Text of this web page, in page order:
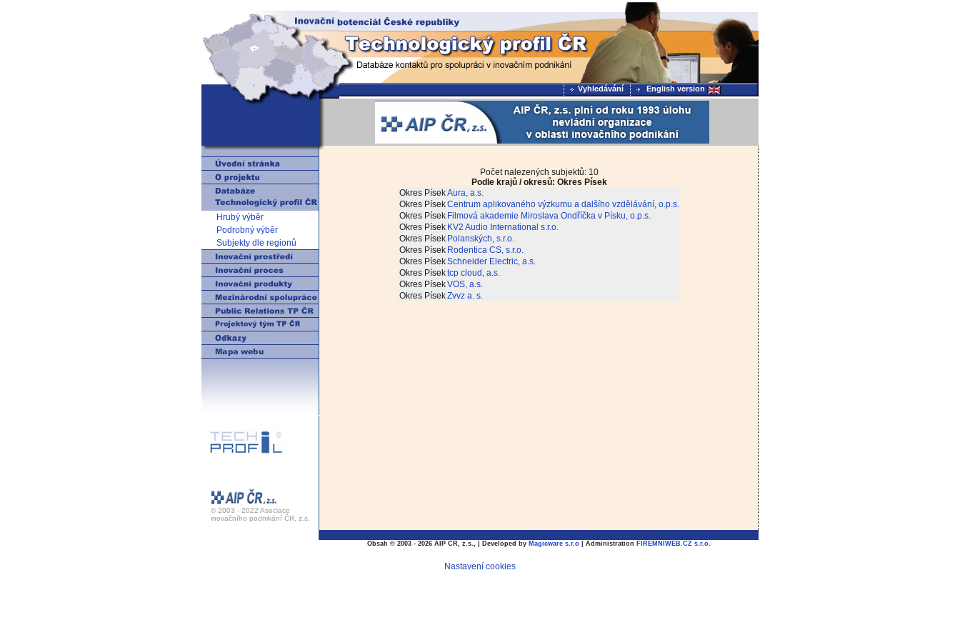
Vyhledávání English version
Hrubý výběr
Podrobný výběr
Subjekty dle regionů
© 2003 - 2022 Asociace
inovačního podnikání ČR, z.s.
Počet nalezených subjektů: 10
Podle krajů / okresů: Okres Písek
Okres PísekAura, a.s.
Okres PísekCentrum aplikovaného výzkumu a dalšího vzdělávání, o.p.s.
Okres Písek Filmová akademie Miroslava Ondříčka v Písku, o.p.s.
Okres Písek KV2 Audio International s.r.o.
Okres Písek Polanských, s.r.o.
Okres Písek Rodentica CS, s.r.o.
Okres PísekSchneider Electric, a.s.
Okres Písektcp cloud, a.s.
Okres PísekVOS, a.s.
Okres PísekZvvz a. s.
Obsah © 2003 - 2026 AIP CR, z.s., | Developed by Magicware s.r.o | Administration FIREMNIWEB.CZ s.r.o.
Nastavení cookies